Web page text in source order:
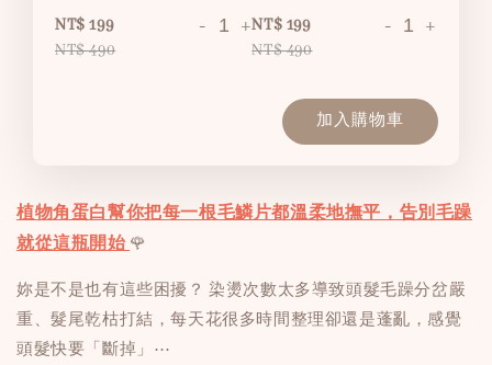
NT$ 199
NT$ 490
- +NT$ 199
NT$ 490
- +
加入購物車
植物角蛋白幫你把每一根毛鱗片都溫柔地撫平，告別毛躁
就從這瓶開始 🌹
妳是不是也有這些困擾？ 染燙次數太多導致頭髮毛躁分岔嚴
重、髮尾乾枯打結，每天花很多時間整理卻還是蓬亂，感覺
頭髮快要「斷掉」⋯